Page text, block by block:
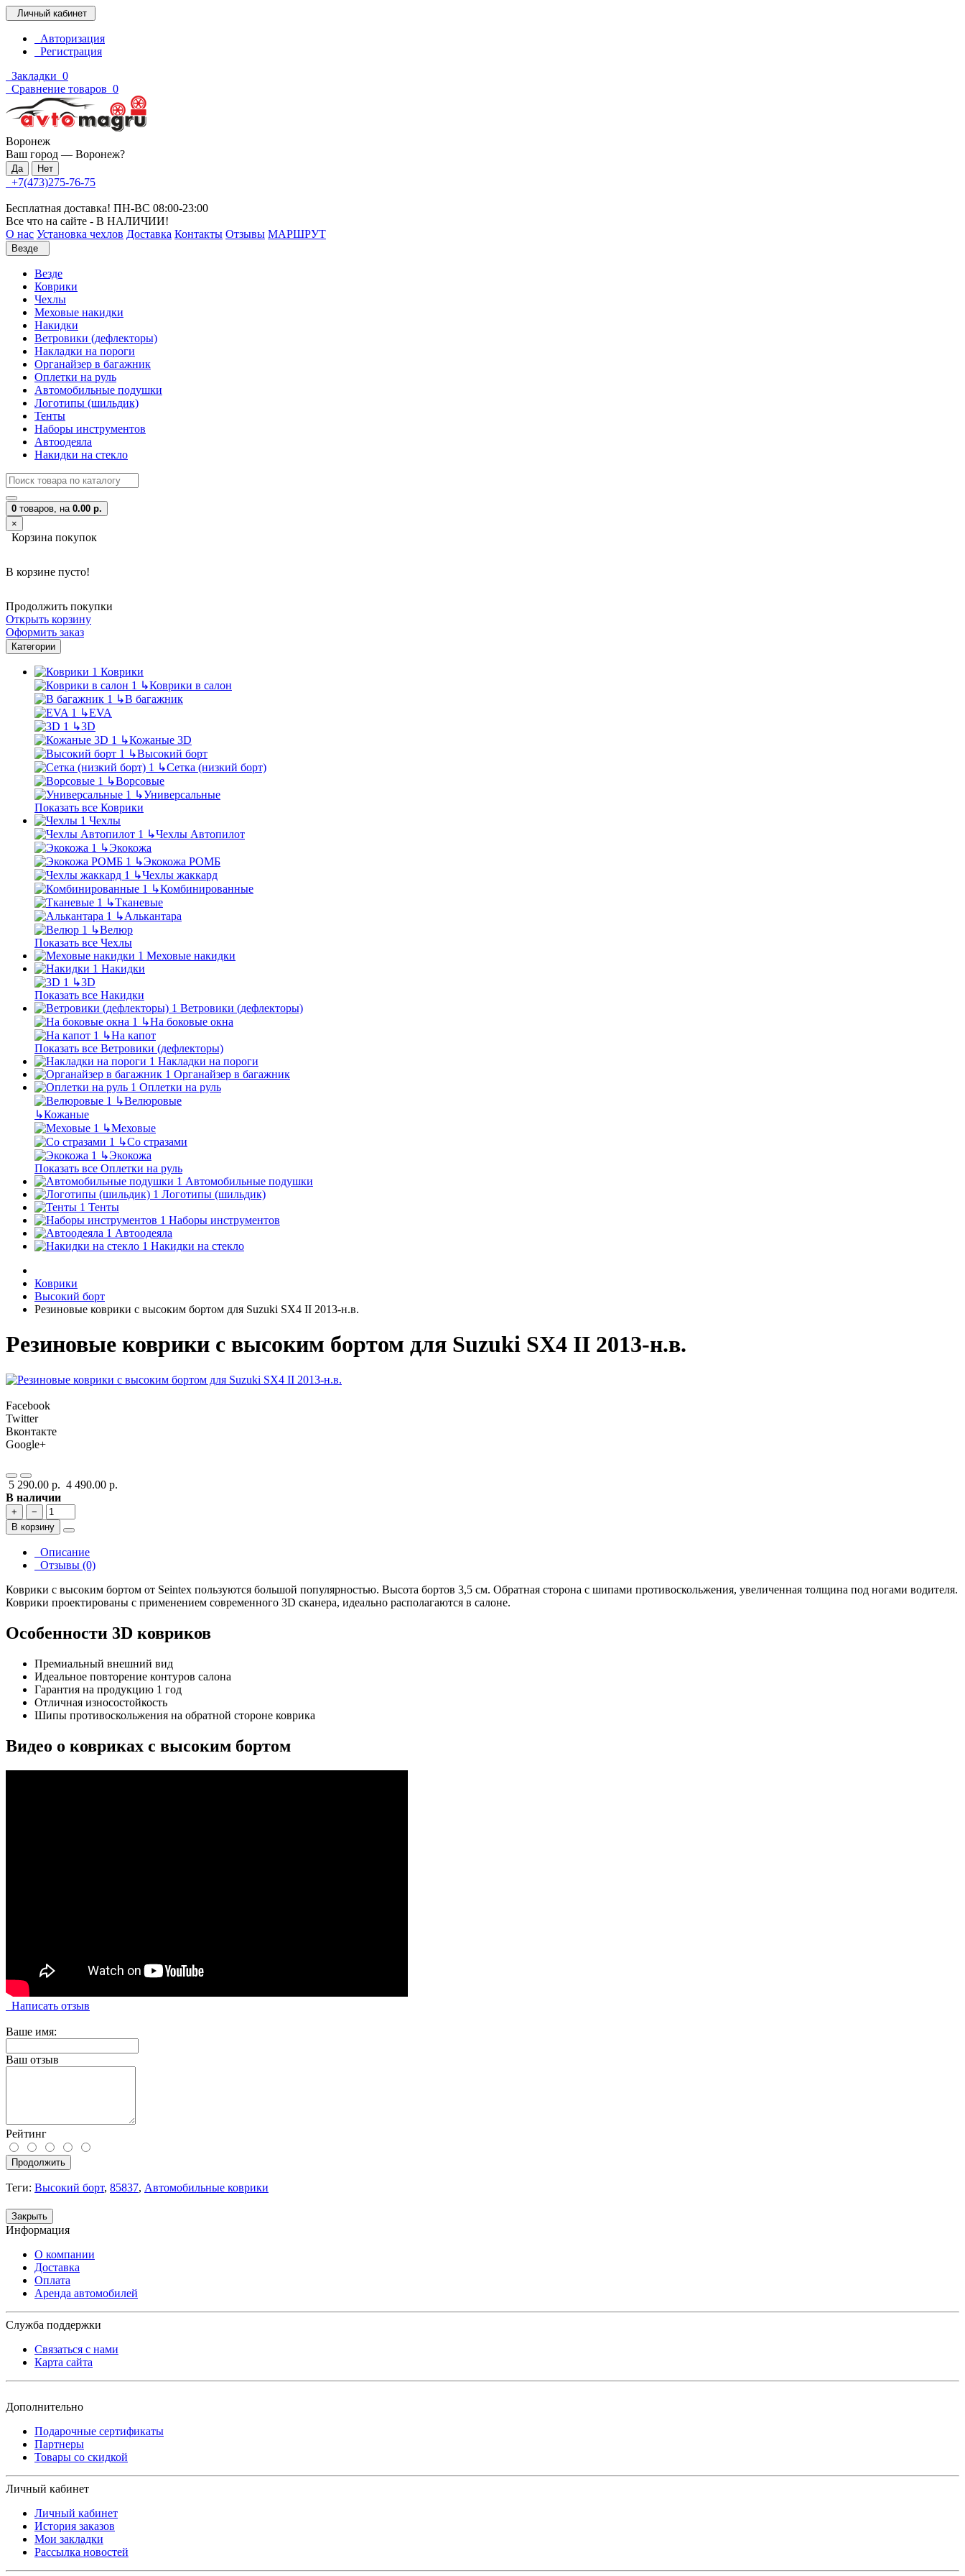
Личный кабинет
Авторизация
Регистрация
Закладки 0
Сравнение товаров 0
Воронеж
Ваш город — Воронеж?
+7(473)275-76-75
Бесплатная доставка! ПН-ВС 08:00-23:00
Все что на сайте - В НАЛИЧИИ!
О нас Установка чехлов Доставка Контакты Отзывы МАРШРУТ
Везде
Везде
Коврики
Чехлы
Меховые накидки
Накидки
Ветровики (дефлекторы)
Накладки на пороги
Органайзер в багажник
Оплетки на руль
Автомобильные подушки
Логотипы (шильдик)
Тенты
Наборы инструментов
Автоодеяла
Накидки на стекло
0 товаров, на 0.00 р.
×
Корзина покупок
В корзине пусто!
Продолжить покупки
Открыть корзину
Оформить заказ
Категории
Коврики
↳Коврики в салон
↳В багажник
↳EVA
↳3D
↳Кожаные 3D
↳Высокий борт
↳Сетка (низкий борт)
↳Ворсовые
↳Универсальные
Показать все Коврики
Чехлы
↳Чехлы Автопилот
↳Экокожа
↳Экокожа РОМБ
↳Чехлы жаккард
↳Комбинированные
↳Тканевые
↳Алькантара
↳Велюр
Показать все Чехлы
Меховые накидки
Накидки
↳3D
Показать все Накидки
Ветровики (дефлекторы)
↳На боковые окна
↳На капот
Показать все Ветровики (дефлекторы)
Накладки на пороги
Органайзер в багажник
Оплетки на руль
↳Велюровые
↳Кожаные
↳Меховые
↳Со стразами
↳Экокожа
Показать все Оплетки на руль
Автомобильные подушки
Логотипы (шильдик)
Тенты
Наборы инструментов
Автоодеяла
Накидки на стекло
Коврики
Высокий борт
Резиновые коврики с высоким бортом для Suzuki SX4 II 2013-н.в.
Резиновые коврики с высоким бортом для Suzuki SX4 II 2013-н.в.
Facebook
Twitter
Вконтакте
Google+
5 290.00 р. 4 490.00 р.
В наличии
+
−
В корзину
Описание
Отзывы (0)
Коврики с высоким бортом от Seintex пользуются большой популярностью. Высота бортов 3,5 см. Обратная сторона с шипами противоскольжения, увеличенная толщина под ногами водителя.
Коврики проектированы с применением современного 3D сканера, идеально располагаются в салоне.
Особенности 3D ковриков
Премиальный внешний вид
Идеальное повторение контуров салона
Гарантия на продукцию 1 год
Отличная износостойкость
Шипы противоскольжения на обратной стороне коврика
Видео о ковриках с высоким бортом
Написать отзыв
Ваше имя:
Ваш отзыв
Рейтинг
Продолжить
Теги: Высокий борт, 85837, Автомобильные коврики
Закрыть
Информация
О компании
Доставка
Оплата
Аренда автомобилей
Служба поддержки
Связаться с нами
Карта сайта
Дополнительно
Подарочные сертификаты
Партнеры
Товары со скидкой
Личный кабинет
Личный кабинет
История заказов
Мои закладки
Рассылка новостей